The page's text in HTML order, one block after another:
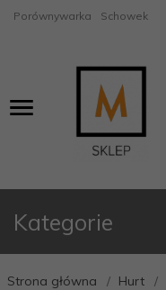
Porównywarka Schowek
Kategorie
Strona główna Hurt